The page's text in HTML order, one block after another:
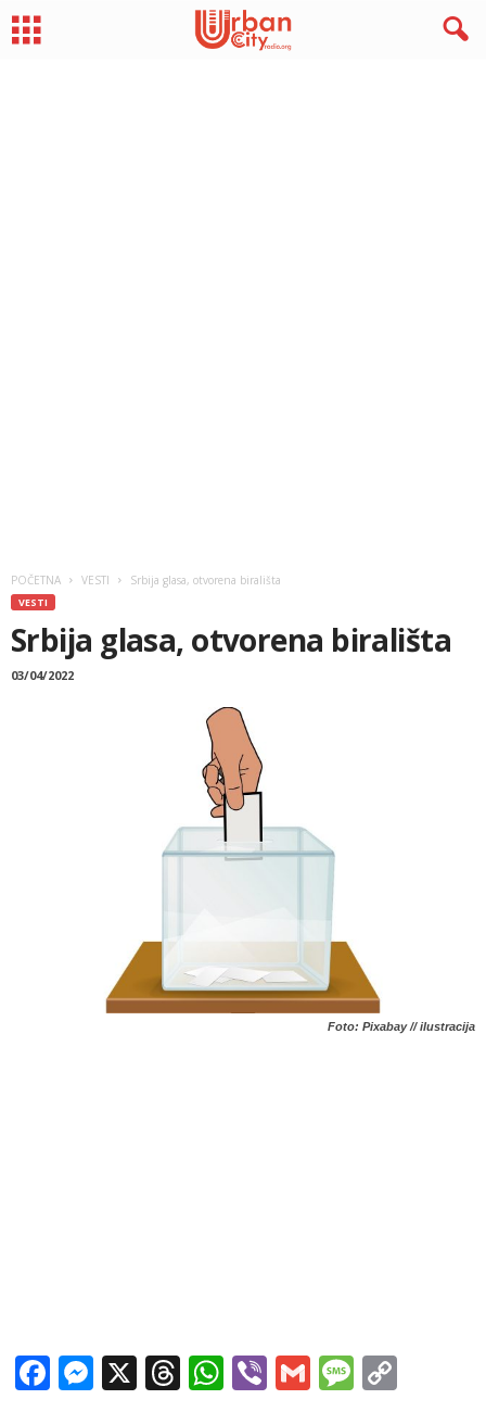
POČETNA VESTI Srbija glasa, otvorena birališta
VESTI
Srbija glasa, otvorena birališta
03/04/2022
Foto: Pixabay // ilustracija
Facebook
Messenger
X Threads
WhatsApp
ViberGmail